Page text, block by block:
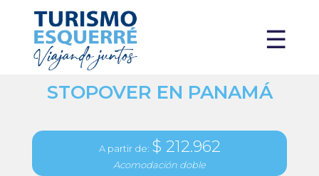
☰
X
STOPOVER EN PANAMÁ
A partir de: $ 212.962
Acomodación doble